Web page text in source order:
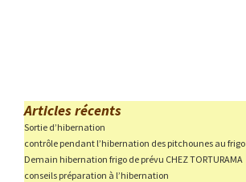
Articles récents
Sortie d’hibernation
contrôle pendant l’hibernation des pitchounes au frigo
Demain hibernation frigo de prévu CHEZ TORTURAMA
conseils préparation à l’hibernation